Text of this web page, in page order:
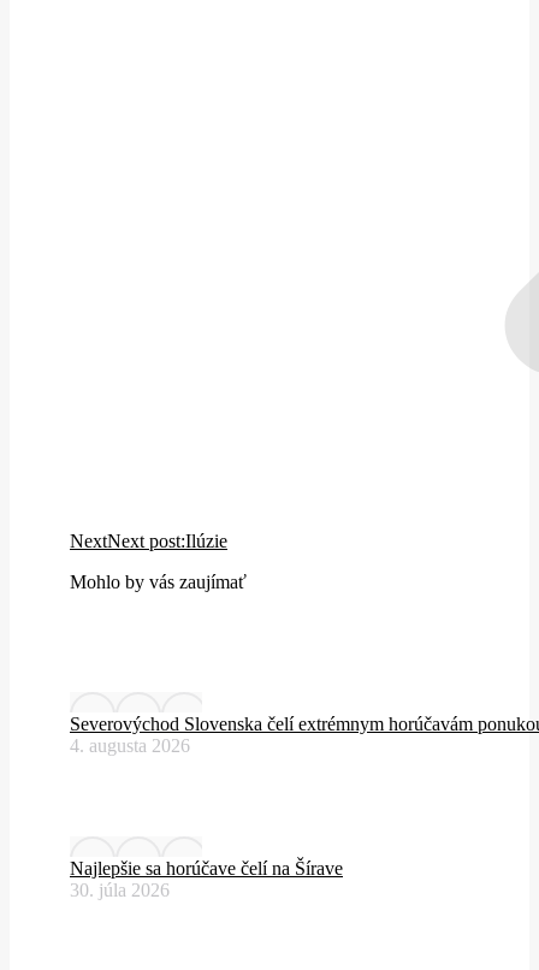
NextNext post:Ilúzie
Mohlo by vás zaujímať
Severovýchod Slovenska čelí extrémnym horúčavám
4. augusta 2026
Najlepšie sa horúčave čelí na Šírave
30. júla 2026